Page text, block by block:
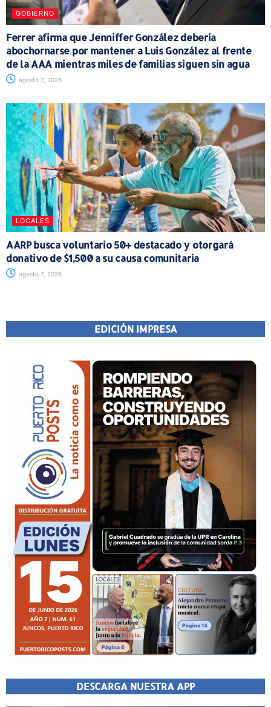
GOBIERNO
Ferrer afirma que Jenniffer González debería
abochornarse por mantener a Luis González al frente
de la AAA mientras miles de familias siguen sin agua
agosto 7, 2026
LOCALES
AARP busca voluntario 50+ destacado y otorgará
donativo de $1,500 a su causa comunitaria
agosto 7, 2026
EDICIÓN IMPRESA
DESCARGA NUESTRA APP